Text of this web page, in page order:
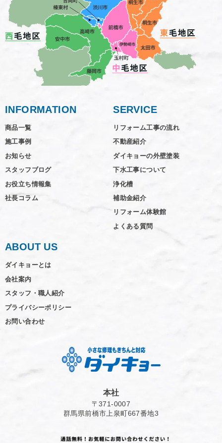
INFORMATION
商品一覧
施工事例
お知らせ
スタッフブログ
お役立ち情報集
社長コラム
SERVICE
リフォーム工事の流れ
不動産紹介
ダイキョーの外壁塗装
下水工事について
浄化槽
補助金紹介
リフォーム体験館
よくある質問
ABOUT US
ダイキョーとは
会社案内
スタッフ・職人紹介
プライバシーポリシー
お問い合わせ
本社
〒371-0007
群馬県前橋市上泉町667番地3